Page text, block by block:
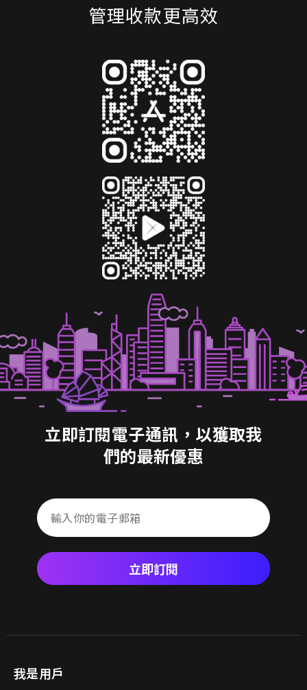
管理收款更高效
立即訂閱電子通訊，以獲取我
們的最新優惠
立即訂閱
我是用戶